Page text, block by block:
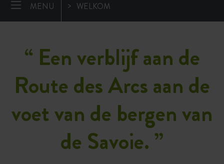
MENU WELKOM
“ Een verblijf aan de
Route des Arcs aan de
voet van de bergen van
de Savoie. ”